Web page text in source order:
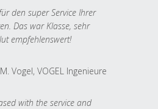
den super Service Ihrer
Das war Klasse, sehr
empfehlenswert!
M. Vogel, VOGEL Ingenieure
with the service and